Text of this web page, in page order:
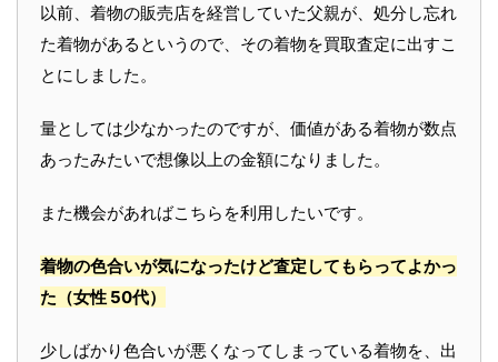
以前、着物の販売店を経営していた父親が、処分し忘れ
た着物があるというので、その着物を買取査定に出すこ
とにしました。
量としては少なかったのですが、価値がある着物が数点
あったみたいで想像以上の金額になりました。
また機会があればこちらを利用したいです。
着物の色合いが気になったけど査定してもらってよかっ
た （女性 50代）
少しばかり色合いが悪くなってしまっている着物を、出